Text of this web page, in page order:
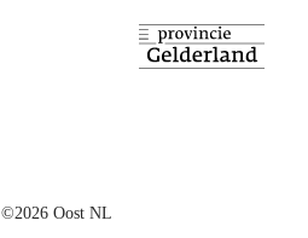
©2026 Oost NL